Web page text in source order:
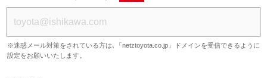
※迷惑メール対策をされている方は､「netztoyota.co.jp」ドメインを受信できるように
設定をお願いいたします。